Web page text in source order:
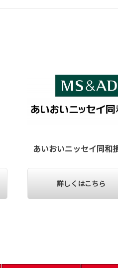
あいおいニッセイ同和
詳しくはこちら